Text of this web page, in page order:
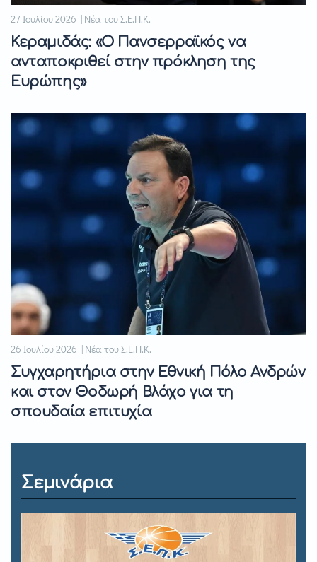
27 Ιουλίου 2026 | Νέα του Σ.Ε.Π.Κ.
Κεραμιδάς: «Ο Πανσερραϊκός να
ανταποκριθεί στην πρόκληση της
Ευρώπης»
26 Ιουλίου 2026 | Νέα του Σ.Ε.Π.Κ.
Συγχαρητήρια στην Εθνική Πόλο Ανδρών
και στον Θοδωρή Βλάχο για τη
σπουδαία επιτυχία
Σεμινάρια